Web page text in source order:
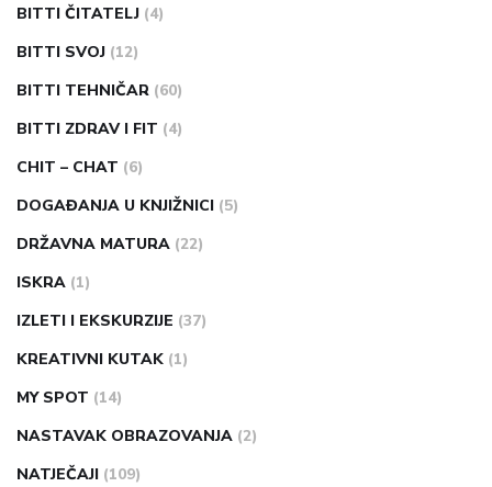
BITTI ČITATELJ (4)
BITTI SVOJ (12)
BITTI TEHNIČAR (60)
BITTI ZDRAV I FIT (4)
CHIT – CHAT (6)
DOGAĐANJA U KNJIŽNICI (5)
DRŽAVNA MATURA (22)
ISKRA (1)
IZLETI I EKSKURZIJE (37)
KREATIVNI KUTAK (1)
MY SPOT (14)
NASTAVAK OBRAZOVANJA (2)
NATJEČAJI (109)